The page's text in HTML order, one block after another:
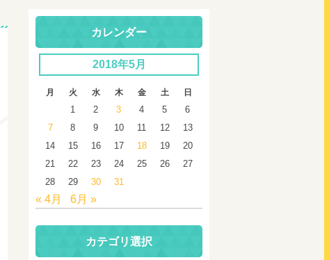
カレンダー
2018年5月
月 火 水 木 金 土 日
1 2 3 4 5
6
7
8 9 10 11 12
13
14
15 16 17 18 19
20
21
22 23 24 25 26
27
28
29 30 31
« 4月 6月 »
カテゴリ選択